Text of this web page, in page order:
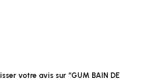
votre avis sur “GUM BAIN DE